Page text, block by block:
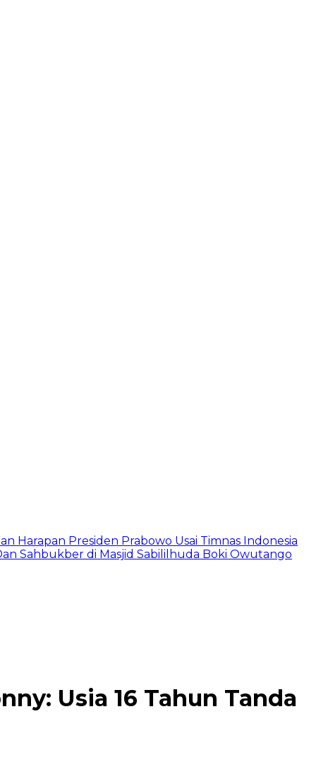
Harapan Presiden Prabowo Usai Timnas Indonesia
Sahbukber di Masjid Sabililhuda Boki Owutango
Usia 16 Tahun Tanda